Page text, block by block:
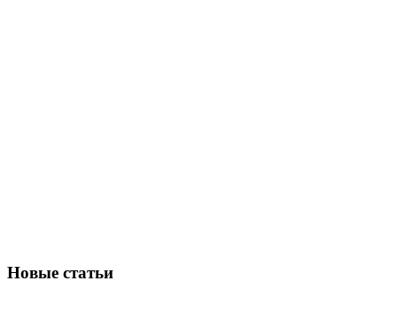
Новые статьи